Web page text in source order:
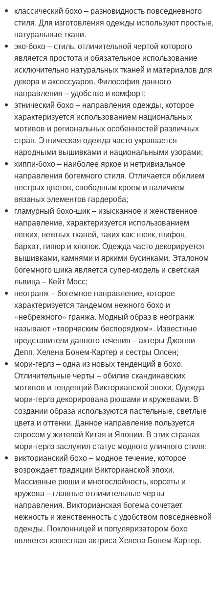
классический бохо – разновидность повседневного
стиля. Для изготовления одежды используют простые,
натуральные ткани.
эко-бохо – стиль, отличительной чертой которого
является простота и обязательное использование
исключительно натуральных тканей и материалов для
декора и аксессуаров. Философия данного
направления – удобство и комфорт;
этнический бохо – направления одежды, которое
характеризуется использованием национальных
мотивов и региональных особенностей различных
стран. Этническая одежда часто украшается
народными вышивками и национальными узорами;
хиппи-бохо – наиболее яркое и нетривиальное
направления богемного стиля. Отличается обилием
пестрых цветов, свободным кроем и наличием
вязаных элементов гардероба;
гламурный бохо-шик – изысканное и женственное
направление, характеризуется использованием
легких, нежных тканей, таких как: шелк, шифон,
бархат, гипюр и хлопок. Одежда часто декорируется
вышивками, камнями и яркими бусинками. Эталоном
богемного шика является супер-модель и светская
львица – Кейт Мосс;
неогранж – богемное направление, которое
характеризуется тандемом нежного бохо и
«небрежного» гранжа. Модный образ в неогранж
называют «творческим беспорядком». Известные
представители данного течения – актеры Джонни
Депп, Хелена Бонем-Картер и сестры Олсен;
мори-герлз – одна из новых тенденций в бохо.
Отличительные черты – обилие скандинавских
мотивов и тенденций Викторианской эпохи. Одежда
мори-герлз декорирована рюшами и кружевами. В
создании образа используются пастельные, светлые
цвета и оттенки. Данное направление пользуется
спросом у жителей Китая и Японии. В этих странах
мори-герлз заслужил статус модного уличного стиля;
викторианский бохо – модное течение, которое
возрождает традиции Викторианской эпохи.
Массивные рюши и многослойность, корсеты и
кружева – главные отличительные черты
направления. Викторианская богема сочетает
нежность и женственность с удобством повседневной
одежды. Поклонницей и популяризатором бохо
является известная актриса Хелена Бонем-Картер.